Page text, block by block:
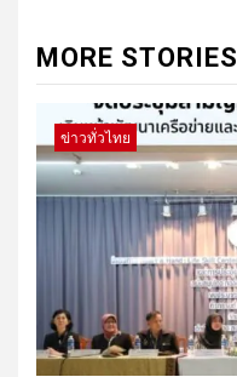
MORE STORIES
ข่าวทั่วไทย